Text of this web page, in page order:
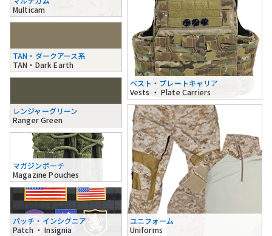
Multicam
TAN・ダークアース系
TAN・Dark Earth
レンジャーグリーン
Ranger Green
ベスト・プレートキャリア
Vests ・ Plate Carriers
マガジンポーチ
Magazine Pouches
パッチ・インシグニア
Patch ・ Insignia
ユニフォーム
Uniforms